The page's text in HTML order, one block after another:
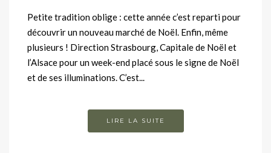
Petite tradition oblige : cette année c’est reparti pour
découvrir un nouveau marché de Noël. Enfin, même
plusieurs ! Direction Strasbourg, Capitale de Noël et
l’Alsace pour un week-end placé sous le signe de Noël
et de ses illuminations. C’est...
LIRE LA SUITE